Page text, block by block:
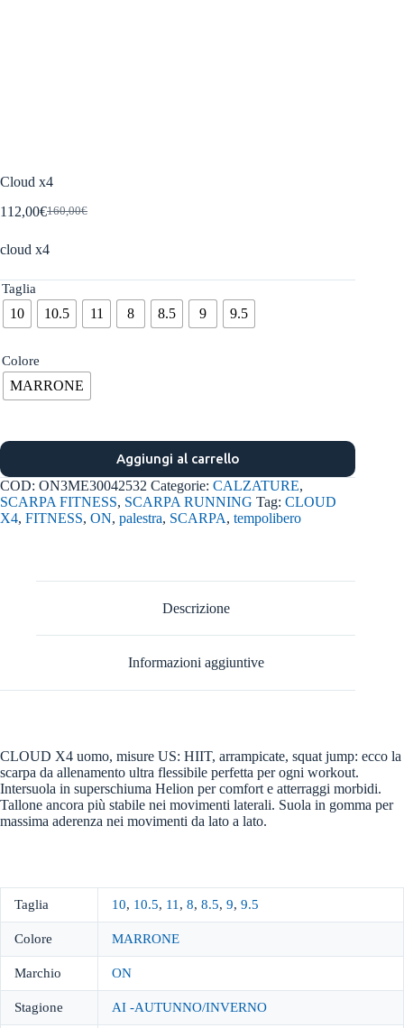
Cloud x4
160,00€
Il
originale
160,00€.
112,00€Il
attuale
112,00€.
cloud x4
Taglia
10 10.5 11 8 8.5 9 9.5
Colore
MARRONE
Aggiungi al carrello
COD: ON3ME30042532 Categorie: CALZATURE,
SCARPA FITNESS, SCARPA RUNNING Tag: CLOUD
X4, FITNESS, ON, palestra, SCARPA, tempolibero
Descrizione
Informazioni aggiuntive
CLOUD X4 uomo, misure US: HIIT, arrampicate, squat jump: ecco la
scarpa da allenamento ultra flessibile perfetta per ogni workout.
Intersuola in superschiuma Helion per comfort e atterraggi morbidi.
Tallone ancora più stabile nei movimenti laterali. Suola in gomma per
massima aderenza nei movimenti da lato a lato.
Taglia 10, 10.5, 11 , 8, 8.5, 9, 9.5
Colore MARRONE
Marchio ON
Stagione AI -AUTUNNO/INVERNO